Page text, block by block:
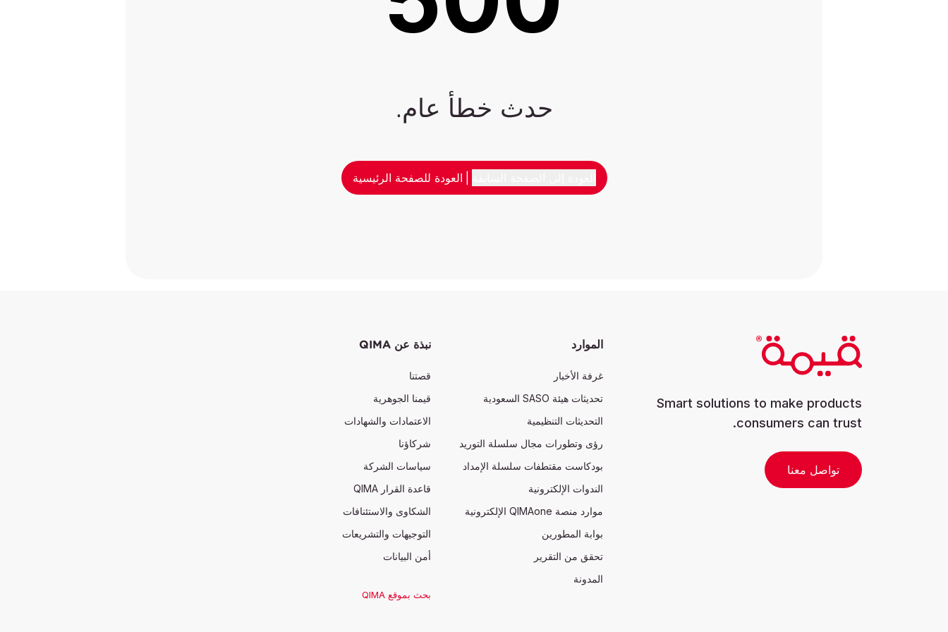
حدث خطأ عام.
العودة للصفحة الرئيسية
Smart solutions to make products
consumers can trust.
تواصل معنا
الموارد
غرفة الأخبار
تحديثات هيئة SASO السعودية
التحديثات التنظيمية
رؤى وتطورات مجال سلسلة التوريد
بودكاست مقتطفات سلسلة الإمداد
الندوات الإلكترونية
موارد منصة QIMAone الإلكترونية
بوابة المطورين
تحقق من التقرير
المدونة
نبذة عن QIMA
قصتنا
قيمنا الجوهرية
الاعتمادات والشهادات
شركاؤنا
سياسات الشركة
قاعدة القرار QIMA
الشكاوى والاستئنافات
التوجيهات والتشريعات
أمن البيانات
بحث بموقع QIMA